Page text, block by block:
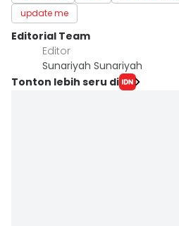
update me
Editorial Team
Editor
Sunariyah Sunariyah
Tonton lebih seru di